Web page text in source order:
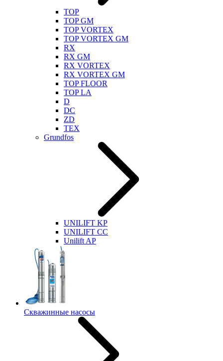
TOP
TOP GM
TOP VORTEX
TOP VORTEX GM
RX
RX GM
RX VORTEX
RX VORTEX GM
TOP FLOOR
TOP LA
D
DC
ZD
TEX
Grundfos
UNILIFT KP
UNILIFT CC
Unilift AP
Скважинные насосы